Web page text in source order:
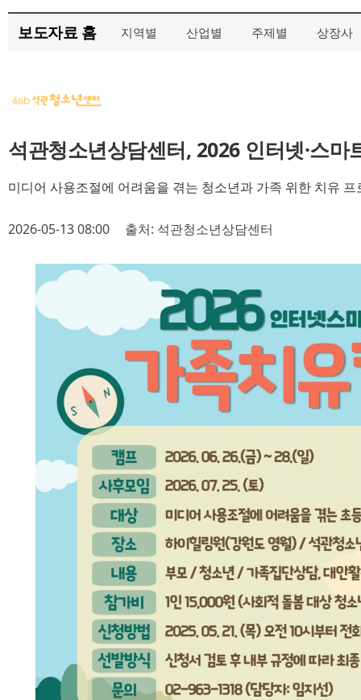
보도자료 홈 지역별 산업별 주제별 상장사
석관청소년상담센터, 2026 인터넷·스
미디어 사용조절에 어려움을 겪는 청소년과 가족 위한 치유 프
2026-05-13 08:00 출처: 석관청소년상담센터